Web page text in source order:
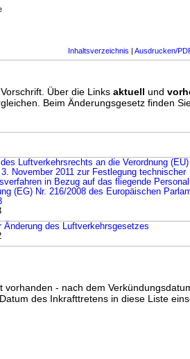
Inhaltsverzeichnis | Ausdrucken/
Über die Links aktuell und
Beim Änderungsgesetz finden
Luftverkehrsrechts an die Verordnung (EU)
November 2011 zur Festlegung technischer
in Bezug auf das fliegende
(EG) Nr. 216/2008 des Europäischen
des Luftverkehrsgesetzes
- nach dem
des Inkrafttretens in diese Liste